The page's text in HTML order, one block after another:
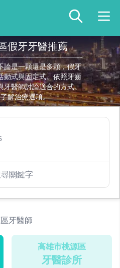
假牙牙醫推薦
論是一顆還是多顆，假牙
動式與固定式。依照牙齒
牙醫師討論適合的方式。
解治療選項。
關鍵字
牙醫師
高雄市桃源區
牙醫診所